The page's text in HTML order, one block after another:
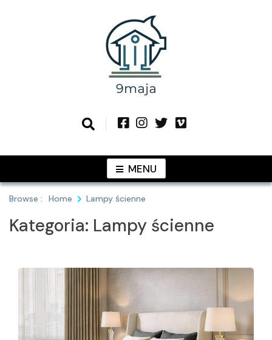
9MAJApomysłami
MENU
Browse : Home Lampy ścienne
Kategoria: Lampy ścienne